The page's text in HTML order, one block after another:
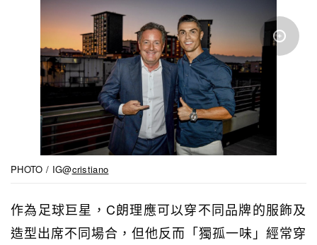
PHOTO / IG@cristiano
作為足球巨星，C朗理應可以穿不同品牌的服飾及
造型出席不同場合，但他反而「獨孤一味」經常穿